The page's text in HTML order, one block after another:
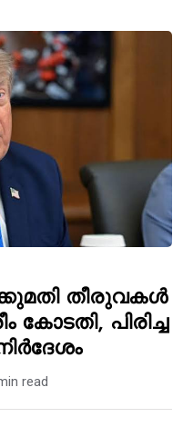
തീരുവകൾ
പിരിച്ച
read